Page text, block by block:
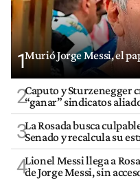
1Murió Jorge Messi, el
2Caputo y Sturzenegger
“ganar” sindicatos
3La Rosada busca
Senado y recalcula su
4Lionel Messi llega a
de Jorge Messi, sin